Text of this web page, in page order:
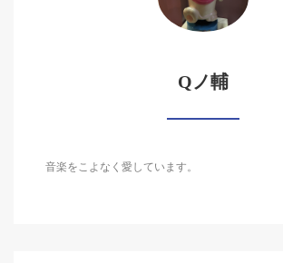
Qノ輔
音楽をこよなく愛しています。